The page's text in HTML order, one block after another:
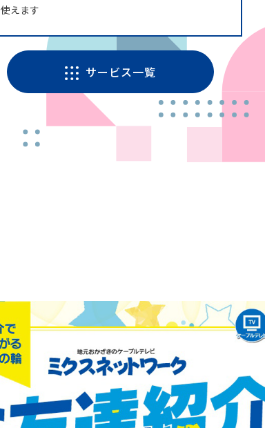
使えます
サービス一覧